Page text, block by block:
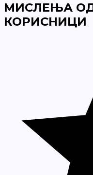
МИСЛЕЊА
КОРИСНИЦИ